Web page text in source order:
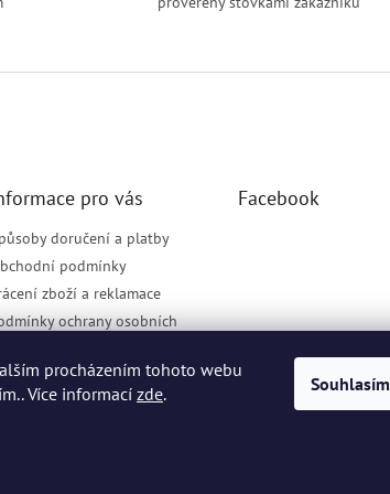
procházením tohoto webu
Více informací zde. Souhlasím
a
p
pro vás
doručení a platby
podmínky
zboží a reklamace
ochrany osobních
evidence tržeb
Facebook